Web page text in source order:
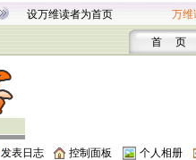
设万维读者为首页 万维
首 页
发表日志 控制面板 个人相册